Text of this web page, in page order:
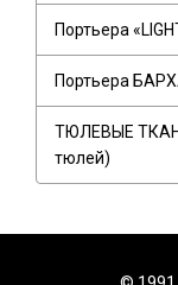
Портьера
Портьера
ТЮЛЕВЫЕ
тюлей)